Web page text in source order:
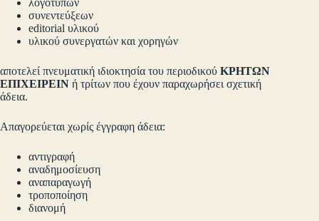
συνεντεύξεων
editorial υλικού
υλικού συνεργατών και χορηγών
αποτελεί πνευματική ιδιοκτησία του περιοδικού ΚΡΗΤΩΝ
ΕΠΙΧΕΙΡΕΙΝ ή τρίτων που έχουν παραχωρήσει σχετική
άδεια.
Απαγορεύεται χωρίς έγγραφη άδεια:
αντιγραφή
αναδημοσίευση
αναπαραγωγή
τροποποίηση
διανομή